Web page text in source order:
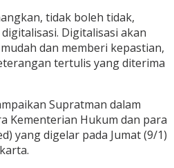
tidak boleh tidak,
Digitalisasi akan
dan memberi kepastian,
tertulis yang diterima
Supratman dalam
Kementerian Hukum dan para
yang digelar pada Jumat (9/1)